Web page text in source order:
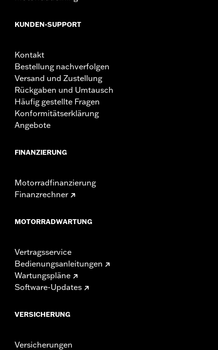
KUNDEN-SUPPORT
Kontakt
Bestellung nachverfolgen
Versand und Zustellung
Rückgaben und Umtausch
Häufig gestellte Fragen
Konformitätserklärung
Angebote
FINANZIERUNG
Motorradfinanzierung
Finanzrechner
MOTORRADWARTUNG
Vertragsservice
Bedienungsanleitungen
Wartungspläne
Software-Updates
VERSICHERUNG
Versicherungen